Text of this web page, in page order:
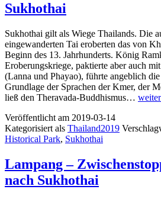
Sukhothai
Sukhothai gilt als Wiege Thailands. Die
eingewanderten Tai eroberten das von
Beginn des 13. Jahrhunderts. König
Eroberungskriege, paktierte aber auch
(Lanna und Phayao), führte angeblich
Grundlage der Sprachen der Kmer, der
ließ den Theravada-Buddhismus…
Veröffentlicht am 2019-03-14
Kategorisiert als Thailand2019
Historical Park, Sukhothai
Lampang –
nach Sukhothai